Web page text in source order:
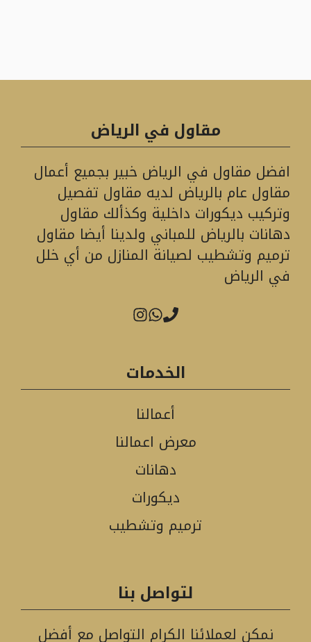
مقاول في الرياض
افضل مقاول في الرياض خبير بجميع أعمال
مقاول عام بالرياض لديه مقاول تفصيل
وتركيب ديكورات داخلية وكذألك مقاول
دهانات بالرياض للمباني ولدينا أيضا مقاول
ترميم وتشطيب لصيانة المنازل من أي خلل
في الرياض
الخدمات
أعمالنا
معرض اعمالنا
دهانات
ديكورات
ترميم وتشطيب
لتواصل بنا
نمكن لعملائنا الكرام التواصل مع أفضل